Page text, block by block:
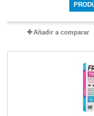
Añadir a comparar